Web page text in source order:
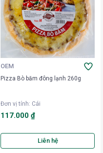
OEM
Pizza Bò băm đông lạnh 260g
Đơn vị tính: Cái
117.000 ₫
Liên hệ